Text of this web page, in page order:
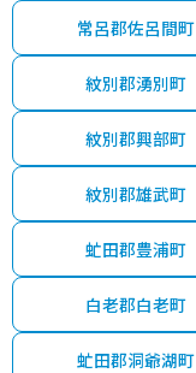
常呂郡佐呂間町
紋別郡湧別町
紋別郡興部町
紋別郡雄武町
虻田郡豊浦町
白老郡白老町
虻田郡洞爺湖町